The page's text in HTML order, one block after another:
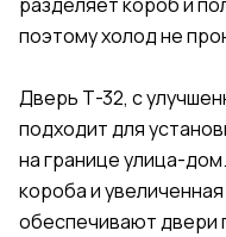
разделяет короб и
поэтому холод не
Дверь Т-32, с
подходит для
на границе улица-
короба и
обеспечивают двери